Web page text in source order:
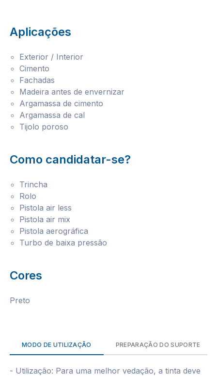
Aplicações
Exterior / Interior
Cimento
Fachadas
Madeira antes de envernizar
Argamassa de cimento
Argamassa de cal
Tijolo poroso
Como candidatar-se?
Trincha
Rolo
Pistola air less
Pistola air mix
Pistola aerográfica
Turbo de baixa pressão
Cores
Preto
MODO DE UTILIZAÇÃO PREPARAÇÃO DO SUPORTE
- Utilização: Para uma melhor vedação, a tinta deve